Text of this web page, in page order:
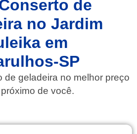
de
no Jardim
em
SP
de geladeira no melhor preço
de você.